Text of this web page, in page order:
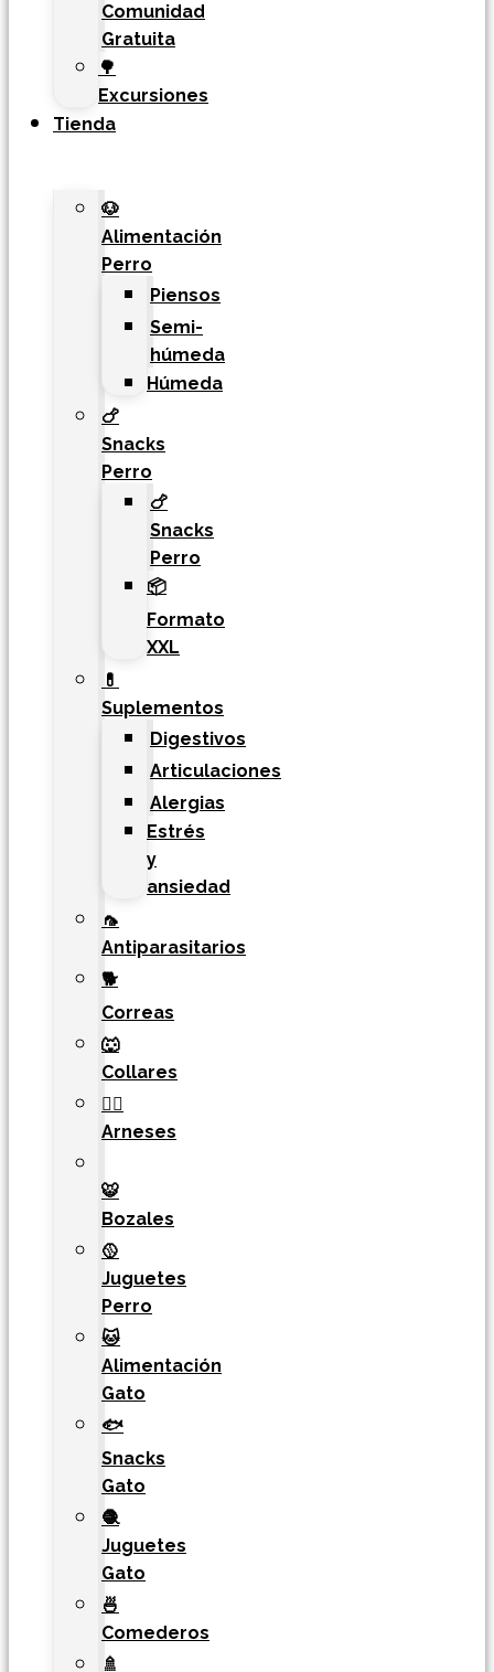
Comunidad
Gratuita
🌳
Excursiones
Tienda
🐶
Alimentación
Perro
Piensos
Semi-
húmeda
Húmeda
🍗
Snacks
Perro
🍗
Snacks
Perro
📦
Formato
XXL
💊
Suplementos
Digestivos
Articulaciones
Alergias
Estrés
y
ansiedad
🦟
Antiparasitarios
🐕
Correas
🐺
Collares
🐕‍🦺
Arneses
🐯​
Bozales
🥎
Juguetes
Perro
🐱
Alimentación
Gato
🐟
Snacks
Gato
🧶
Juguetes
Gato
🍜
Comederos
🚿